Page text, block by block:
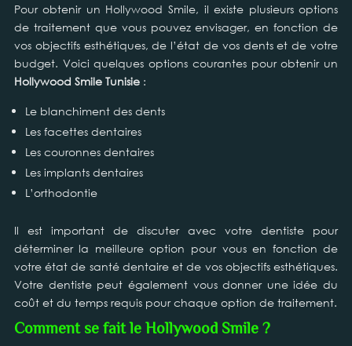
Pour obtenir un Hollywood Smile, il existe plusieurs options
de traitement que vous pouvez envisager, en fonction de
vos objectifs esthétiques, de l’état de vos dents et de votre
budget. Voici quelques options courantes pour obtenir un
Hollywood Smile Tunisie:
Le blanchiment des dents
Les facettes dentaires
Les couronnes dentaires
Les implants dentaires
L’orthodontie
Il est important de discuter avec votre dentiste pour
déterminer la meilleure option pour vous en fonction de
votre état de santé dentaire et de vos objectifs esthétiques.
Votre dentiste peut également vous donner une idée du
coût et du temps requis pour chaque option de traitement.
Comment se fait le Hollywood Smile ?